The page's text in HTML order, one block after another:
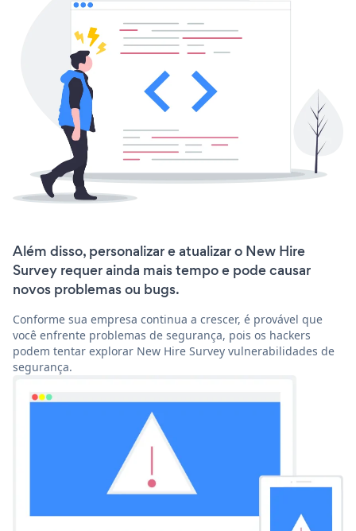
Além disso, personalizar e atualizar o New Hire
Survey requer ainda mais tempo e pode causar
novos problemas ou bugs.
Conforme sua empresa continua a crescer, é provável que
você enfrente problemas de segurança, pois os hackers
podem tentar explorar New Hire Survey vulnerabilidades de
segurança.